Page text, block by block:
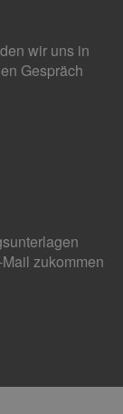
wir uns in
Gespräch
zukommen